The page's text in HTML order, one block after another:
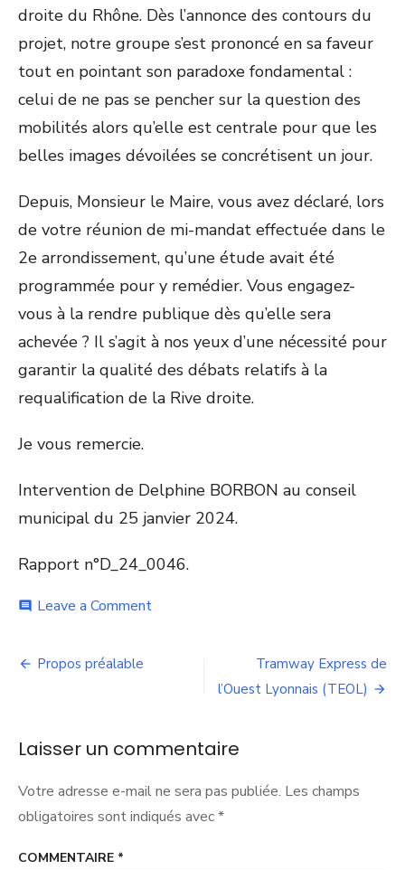
droite du Rhône. Dès l’annonce des contours du
projet, notre groupe s’est prononcé en sa faveur
tout en pointant son paradoxe fondamental :
celui de ne pas se pencher sur la question des
mobilités alors qu’elle est centrale pour que les
belles images dévoilées se concrétisent un jour.
Depuis, Monsieur le Maire, vous avez déclaré, lors
de votre réunion de mi-mandat effectuée dans le
2e arrondissement, qu’une étude avait été
programmée pour y remédier. Vous engagez-
vous à la rendre publique dès qu’elle sera
achevée ? Il s’agit à nos yeux d’une nécessité pour
garantir la qualité des débats relatifs à la
requalification de la Rive droite.
Je vous remercie.
Intervention de Delphine BORBON au conseil
municipal du 25 janvier 2024.
Rapport n°D_24_0046.
comment Leave a Commenton
Navigation
Propos préalable
Tramway Express de
l’Ouest Lyonnais (TEOL)
Laisser un commentaire
Votre adresse e-mail ne sera pas publiée. Les champs
obligatoires sont indiqués avec*
COMMENTAIRE *